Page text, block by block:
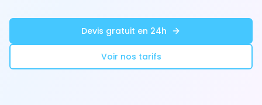
Devis gratuit en 24h
Voir nos tarifs